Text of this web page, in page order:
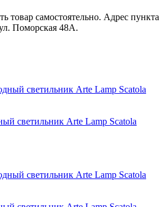
товар самостоятельно. Адрес пункта
Поморская 48А.
светильник Arte Lamp Scatola